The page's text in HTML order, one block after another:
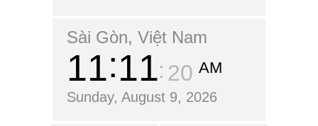
Sài Gòn, Việt Nam
11 11 21 AM
Sunday, August 9, 2026